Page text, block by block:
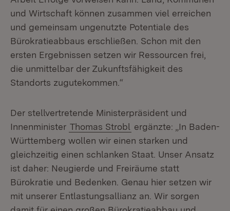
und Wirtschaft können zusammen viel erreichen
und gemeinsam ungenutzte Potentiale des
Bürokratieabbaus erschließen. Schon mit den
ersten Ergebnissen setzen wir Ressourcen frei,
die unmittelbar der Zukunftsfähigkeit des
Standorts zugutekommen.“
Der stellvertretende Ministerpräsident und
Innenminister Thomas Strobl ergänzte: „In Baden-
Württemberg wollen wir einen starken und
gleichzeitig einen schlanken Staat. Unser Ansatz
ist daher: Neugierde und Freiräume statt
Bürokratie und Bedenken. Genau hier setzen wir
mit unserer Entlastungsallianz an. Wir sorgen